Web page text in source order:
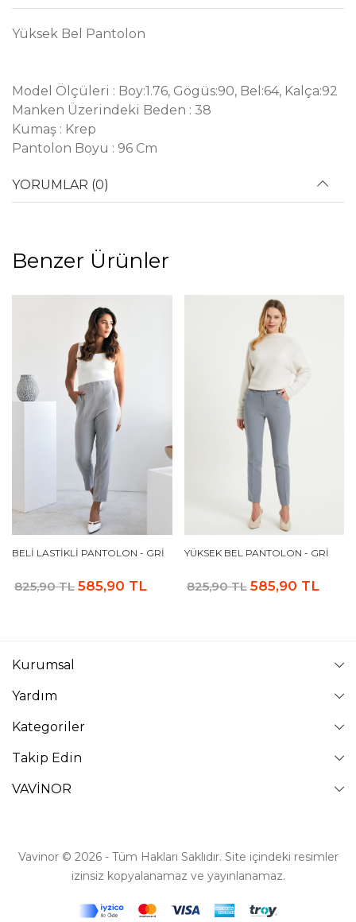
Yüksek Bel Pantolon
Model Ölçüleri : Boy:1.76, Gögüs:90, Bel:64, Kalça:92
Manken Üzerindeki Beden : 38
Kumaş : Krep
Pantolon Boyu : 96 Cm
YORUMLAR (0)
Benzer Ürünler
BELI LASTIKLI PANTOLON - GRI
825,90 TL 585,90 TL
YÜKSEK BEL PANTOLON - GRI
825,90 TL 585,90 TL
Kurumsal
Yardım
Kategoriler
Takip Edin
VAVİNOR
Vavinor © 2026 - Tüm Hakları Saklıdır. Site içindeki resimler
izinsiz kopyalanamaz ve yayınlanamaz.